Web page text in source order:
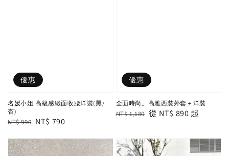
優惠
名媛小姐:高級感緞面收腰洋裝(黑/
杏)
Regular
NT$ 990 Sale
NT$ 790
優惠
全面時尚。高雅西裝外套＋洋裝
Regular
NT$ 1,180 Sale
從 NT$ 890 起